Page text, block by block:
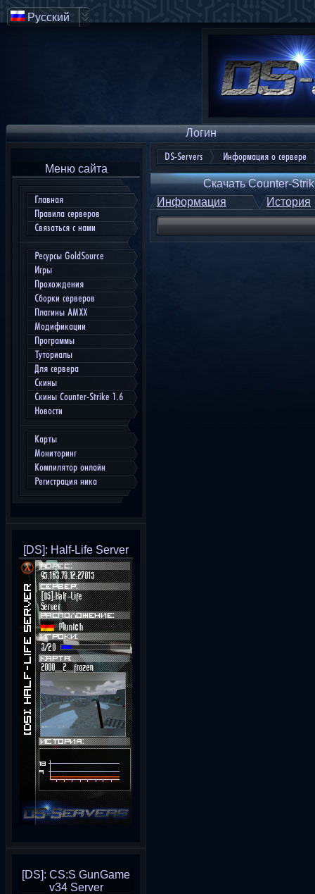
Логин
Меню сайта
Главная
Правила серверов
Связаться с нами
Ресурсы GoldSource
Игры
Прохождения
Сборки серверов
Плагины AMXX
Модификации
Программы
Туториалы
Для сервера
Скины
Скины Counter-Strike 1.6
Новости
Карты
Мониторинг
Компилятор онлайн
Регистрация ника
[DS]: Half-Life Server
[DS]: CS:S GunGame
v34 Server
DS-Servers Информация о сервере
Скачать Counter-
Информация
История
Русский